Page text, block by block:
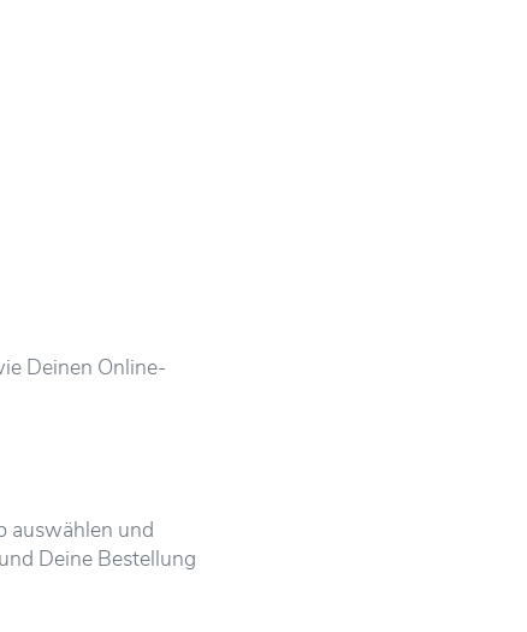
Deinen Online-
auswählen und
Deine Bestellung